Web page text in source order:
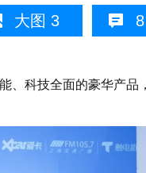
8
大图 3
、科技全面的豪华产品